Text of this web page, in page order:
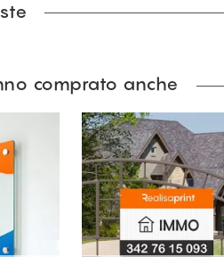
comprato anche